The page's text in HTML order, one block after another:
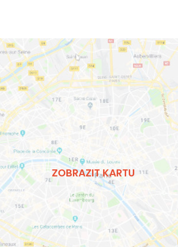
ZOBRAZIT KARTU